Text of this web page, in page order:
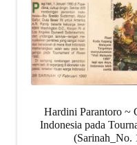
Hardini Parantoro ~
Indonesia pada
(Sarinah_No.